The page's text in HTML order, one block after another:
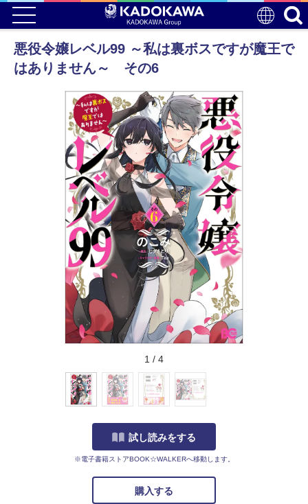
悪役令嬢レベル99 ～私は裏ボスですが魔王で
はありません～ その6
1 / 4
試し読みをする
※電子書籍ストアBOOK☆WALKERへ移動します。
購入する